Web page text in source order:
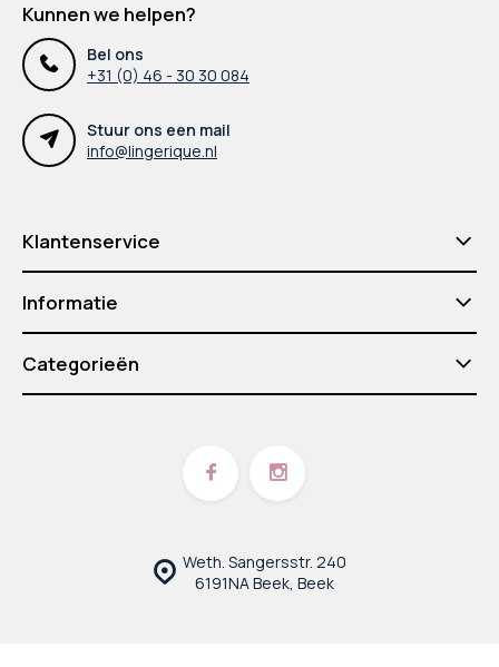
Kunnen we helpen?
Bel ons
+31 (0) 46 - 30 30 084
Stuur ons een mail
info@lingerique.nl
Klantenservice
Informatie
Categorieën
Weth. Sangersstr. 240
6191NA Beek, Beek